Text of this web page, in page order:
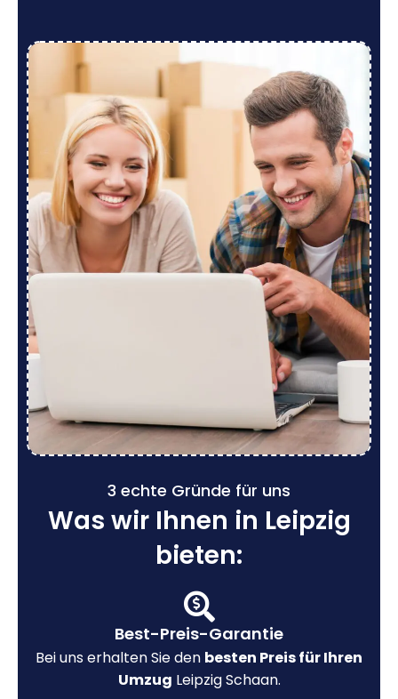
3 echte Gründe für uns
Was wir Ihnen in Leipzig
bieten:
Best-Preis-Garantie
Bei uns erhalten Sie den besten Preis für Ihren
Umzug Leipzig Schaan.